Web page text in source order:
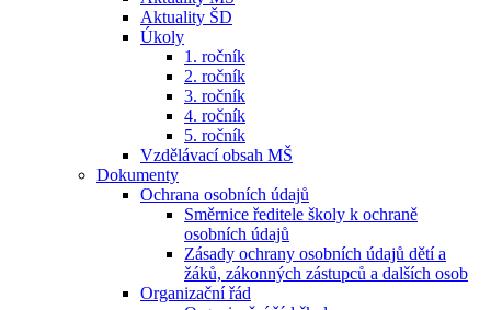
Aktuality ŠD
Úkoly
1. ročník
2. ročník
3. ročník
4. ročník
5. ročník
Vzdělávací obsah MŠ
Dokumenty
Ochrana osobních údajů
Směrnice ředitele školy k ochraně
osobních údajů
Zásady ochrany osobních údajů dětí a
žáků, zákonných zástupců a dalších osob
Organizační řád